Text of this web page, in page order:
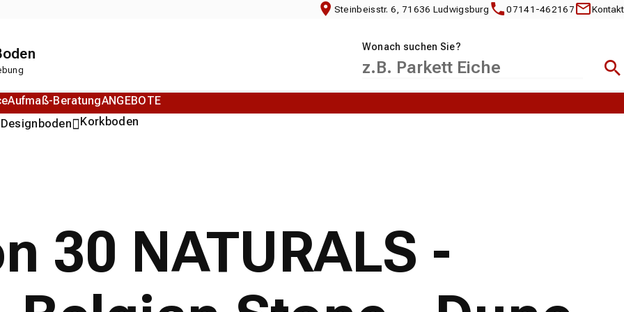
Steinbeisstr. 6, 71636 Ludwigsburg 07141-462167 Kontakt
Wonach suchen Sie?
Designboden Korkboden
Aufmaß-BeratungANGEBOTE
30 NATURALS -